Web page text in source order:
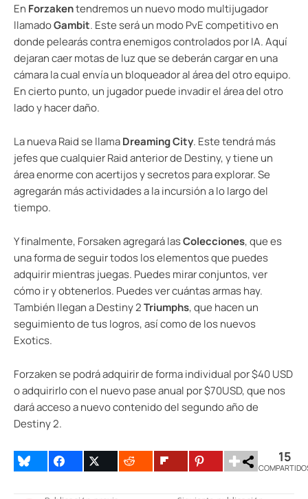
En Forzakentendremos un nuevo modo multijugador
llamadoGambit. Este será un modo PvE competitivo en
donde pelearás contra enemigos controlados por IA. Aquí
dejaran caer motas de luz que se deberán cargar en una
cámara la cual envía un bloqueador al área del otro equipo.
En cierto punto, un jugador puede invadir el área del otro
lado y hacer daño.
La nueva Raid se llamaDreaming City. Este tendrá más
jefes que cualquier Raid anterior de Destiny, y tiene un
área enorme con acertijos y secretos para explorar. Se
agregarán más actividades a la incursión a lo largo del
tiempo.
Y finalmente, Forsaken agregará lasColecciones, que es
una forma de seguir todos los elementos que puedes
adquirir mientras juegas. Puedes mirar conjuntos, ver
cómo ir y obtenerlos. Puedes ver cuántas armas hay.
También llegan a Destiny 2Triumphs, que hacen un
seguimiento de tus logros, así como de los nuevos
Exotics.
Forzaken se podrá adquirir de forma individual por $40 USD
o adquirirlo con el nuevo pase anual por $70USD, que nos
dará acceso a nuevo contenido del segundo año de
Destiny 2.
15